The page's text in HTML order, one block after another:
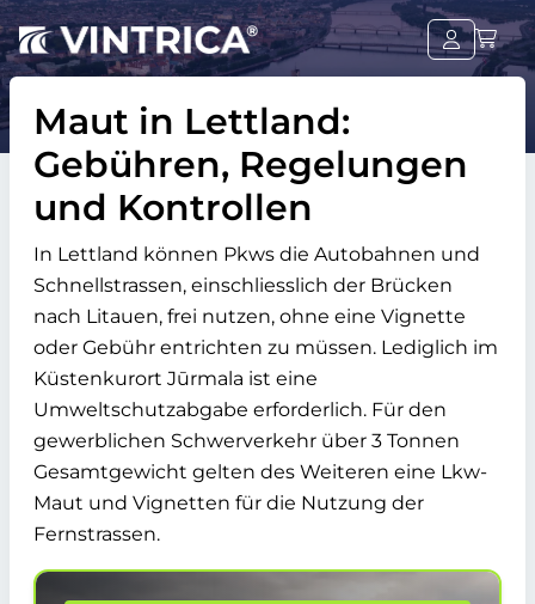
Maut in Lettland:
Gebühren, Regelungen
und Kontrollen
In Lettland können Pkws die Autobahnen und
Schnellstrassen, einschliesslich der Brücken
nach Litauen, frei nutzen, ohne eine Vignette
oder Gebühr entrichten zu müssen. Lediglich im
Küstenkurort Jūrmala ist eine
Umweltschutzabgabe erforderlich. Für den
gewerblichen Schwerverkehr über 3 Tonnen
Gesamtgewicht gelten des Weiteren eine Lkw-
Maut und Vignetten für die Nutzung der
Fernstrassen.